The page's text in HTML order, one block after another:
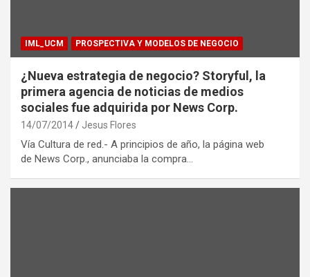
IML_UCM PROSPECTIVA Y MODELOS DE NEGOCIO
¿Nueva estrategia de negocio? Storyful, la
primera agencia de noticias de medios
sociales fue adquirida por News Corp.
14/07/2014 Jesus Flores
Vía Cultura de red.- A principios de año, la página web
de News Corp., anunciaba la compra…